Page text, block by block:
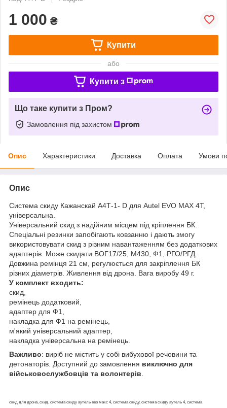
1 000 ₴
Купити
або
Купити з
Що таке купити з Пром?
Замовлення під захистом
Опис Характеристики Доставка Оплата Умови
Опис
Система скиду Кажанскай А4Т-1- D для Autel EVO MAX 4T,
універсальна.
Універсальний скид з надійним місцем під кріплення БК.
Спеціальні резинки запобігають ковзанню і дають змогу
використовувати скид з різним навантаженням без додаткових
адаптерів. Може скидати ВОГ17/25, М430, Ф1, РГО/РГД.
Довжина ремінця 21 см, регулюється для закріплення БК
різних діаметрів. Живлення від дрона. Вага виробу 49 г.
У комплект входить:
скид,
ремінець додатковий,
адаптер для Ф1,
накладка для Ф1 на ремінець,
м'який універсальний адаптер,
накладка універсальна на ремінець.
Важливо: виріб не містить у собі вибухової речовини та
детонаторів. Доступний до замовлення виключно для
військовослужбовців та волонтерів
скид для дрона, скид, система скиду аутель ево макс 4, система скиду, система скиду аутель 4, система